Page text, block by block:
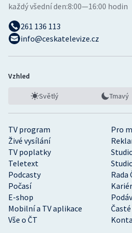
TV program
Pro
Živé vysílání
TV poplatky
Teletext
Podcasty
Rada
Počasí
E-shop
Mobilní a TV aplikace
Vše o ČT
každý všední den:8:00—16:00 hodin
261 136 113
info@ceskatelevize.cz
Vzhled
Světlý Tmavý